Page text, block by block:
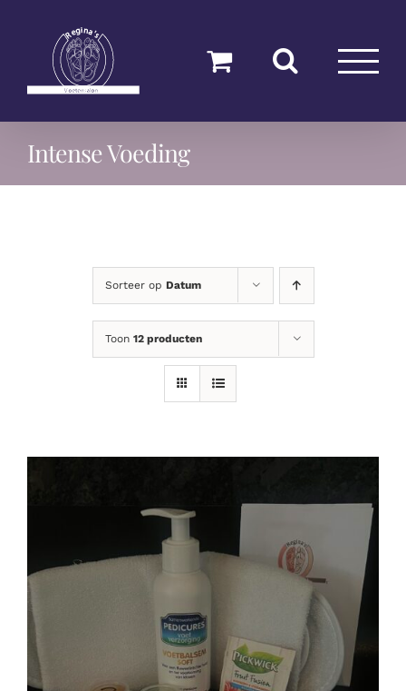
Intense Voeding
Sorteer op Datum
Toon 12 producten